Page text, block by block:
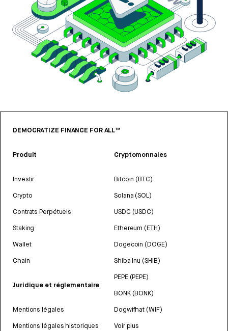
DEMOCRATIZE FINANCE FOR ALL™
Produit
Investir
Crypto
Contrats Perpétuels
Staking
Wallet
Chain
Juridique et réglementaire
Mentions légales
Mentions légales historiques
Cryptomonnaies
Bitcoin (BTC)
Solana (SOL)
USDC (USDC)
Ethereum (ETH)
Dogecoin (DOGE)
Shiba Inu (SHIB)
PEPE (PEPE)
BONK (BONK)
Dogwifhat (WIF)
Voir plus